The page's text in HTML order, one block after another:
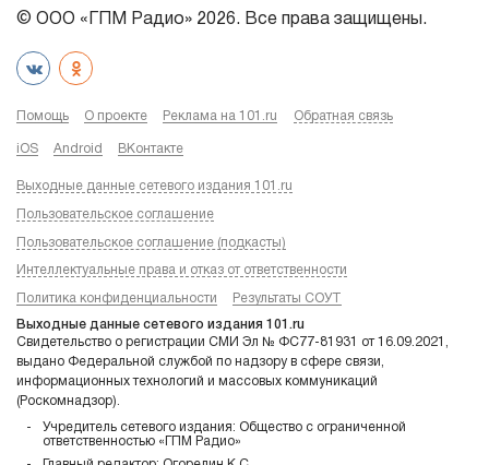
© ООО «ГПМ Радио» 2026. Все права защищены.
Помощь О проекте Реклама на 101.ru Обратная связь
iOS Android ВКонтакте
Выходные данные сетевого издания 101.ru
Пользовательское соглашение
Пользовательское соглашение (подкасты)
Интеллектуальные права и отказ от ответственности
Политика конфиденциальности Результаты СОУТ
Выходные данные сетевого издания 101.ru
Свидетельство о регистрации СМИ Эл № ФС77-81931 от 16.09.2021,
выдано Федеральной службой по надзору в сфере связи,
информационных технологий и массовых коммуникаций
(Роскомнадзор).
Учредитель сетевого издания: Общество с ограниченной
ответственностью «ГПМ Радио»